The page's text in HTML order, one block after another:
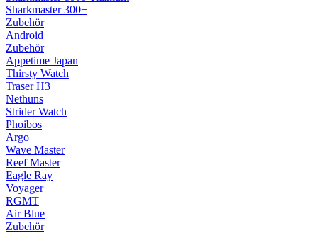
Sharkmaster 300+
Zubehör
Android
Zubehör
Appetime Japan
Thirsty Watch
Traser H3
Nethuns
Strider Watch
Phoibos
Argo
Wave Master
Reef Master
Eagle Ray
Voyager
RGMT
Air Blue
Zubehör